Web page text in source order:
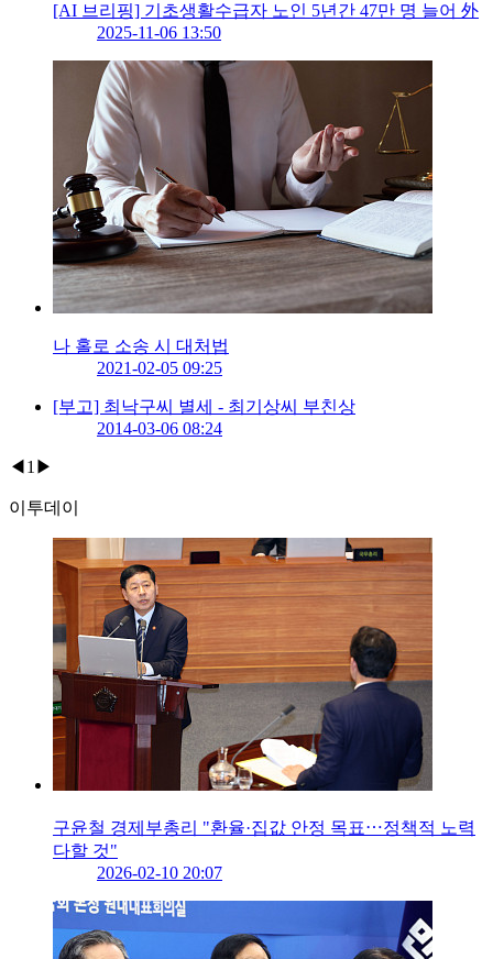
[AI 브리핑] 기초생활수급자 노인 5년간 47만 명 늘어 外
2025-11-06 13:50
나 홀로 소송 시 대처법
2021-02-05 09:25
[부고] 최낙구씨 별세 - 최기상씨 부친상
2014-03-06 08:24
◀ 1 ▶
이투데이
구윤철 경제부총리 "환율·집값 안정 목표⋯정책적 노력
다할 것"
2026-02-10 20:07